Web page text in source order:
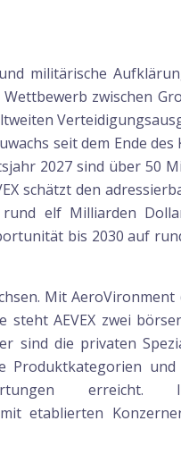
militärische
zwischen
seit dem Ende des
2027 sind über 50
schätzt den
elf Milliarden
bis 2030 auf
Mit
AEVEX zwei
sind die privaten
Produktkategorien
etablierten